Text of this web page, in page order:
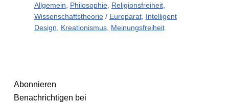
Allgemein Philosophie, Religionsfreiheit,
Wissenschaftstheorie/ Europarat, Intelligent
Design
Kreationismus, Meinungsfreiheit
Abonnieren
Benachrichtigen bei